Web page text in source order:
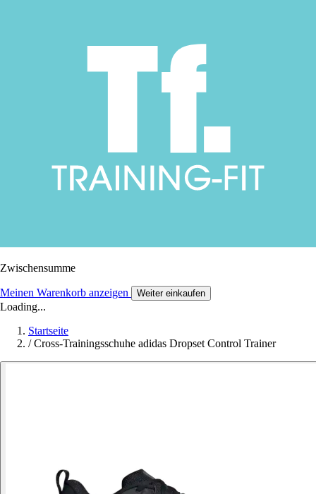
Zwischensumme
Meinen Warenkorb anzeigen Weiter einkaufen
Loading...
Startseite
/ Cross-Trainingsschuhe adidas Dropset Control Trainer